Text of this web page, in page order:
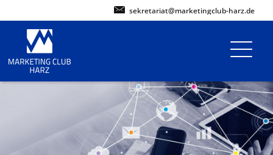
sekretariat@marketingclub-harz.de